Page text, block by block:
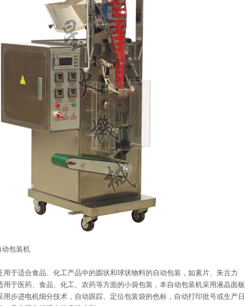
动包装机
适合食品、化工产品中的圆状和球状物料的自动包装，如素片、朱古力
用于医药、食品、化工、农药等方面的小袋包装，本自动包装机采用液晶面板
用步进电机细分技术，自动跟踪、定位包装袋的色标，自动打印批号或生产日